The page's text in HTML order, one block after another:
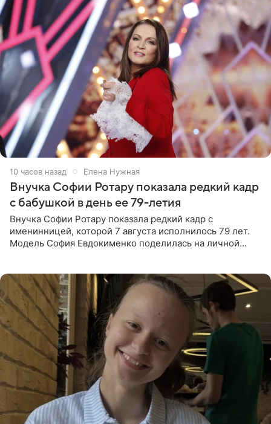
10 часов назад Елена Нужная
Внучка Софии Ротару показала редкий кадр
с бабушкой в день ее 79-летия
Внучка Софии Ротару показала редкий кадр с
именинницей, которой 7 августа исполнилось 79 лет.
Модель София Евдокименко поделилась на личной